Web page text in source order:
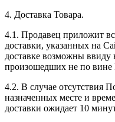
4. Доставка Товара.
4.1. Продавец приложит
доставки, указанных на
доставке возможны ввиду
произошедших не по вине
4.2. В случае отсутствия
назначенных месте и
доставки ожидает 10